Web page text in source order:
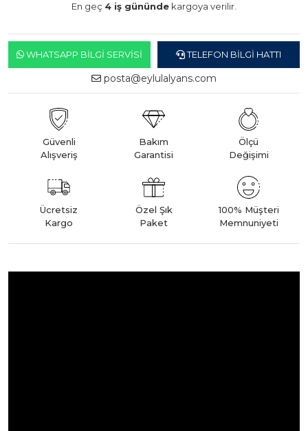
En geç 4 iş gününde kargoya verilir.
WHATSAPP BILGI SERVISI TELEFON BILGI HATTI
posta@eylulalyans.com
Güvenli
Alışveriş
Bakım
Garantisi
Ölçü
Değişimi
Ücretsiz
Kargo
Özel Şık
Paket
100% Müşteri
Memnuniyeti